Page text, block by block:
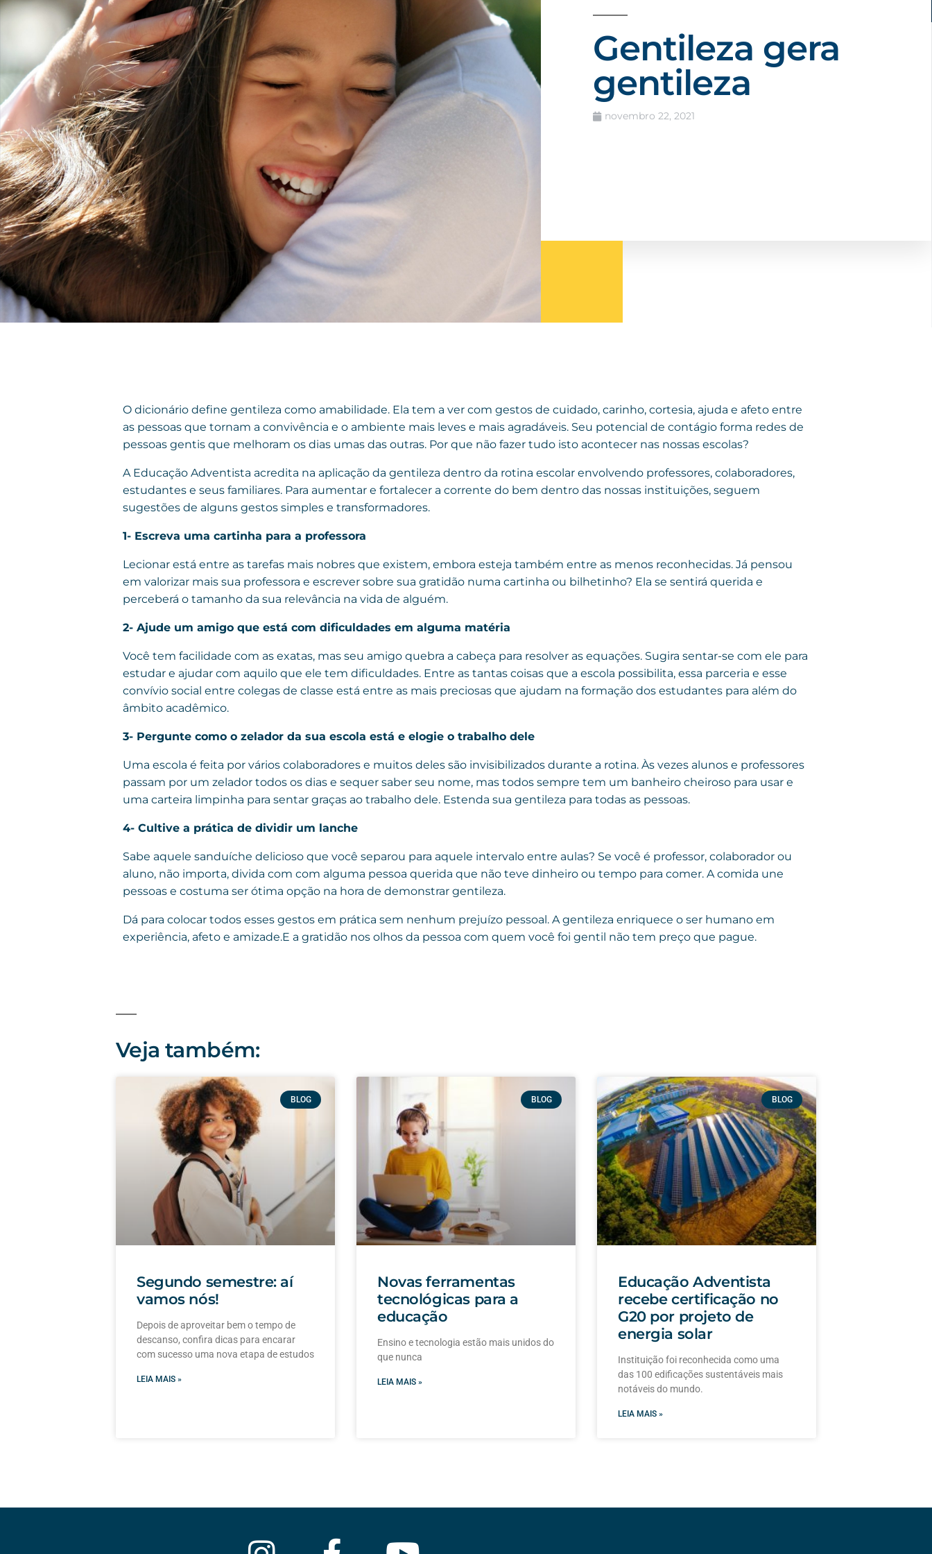
Gentileza gera
gentileza
novembro 22, 2021
O dicionário define gentileza como amabilidade. Ela tem a ver com gestos de cuidado, carinho, cortesia, ajuda e afeto entre
as pessoas que tornam a convivência e o ambiente mais leves e mais agradáveis. Seu potencial de contágio forma redes de
pessoas gentis que melhoram os dias umas das outras. Por que não fazer tudo isto acontecer nas nossas escolas?
A Educação Adventista acredita na aplicação da gentileza dentro da rotina escolar envolvendo professores, colaboradores,
estudantes e seus familiares. Para aumentar e fortalecer a corrente do bem dentro das nossas instituições, seguem
sugestões de alguns gestos simples e transformadores.
1- Escreva uma cartinha para a professora
Lecionar está entre as tarefas mais nobres que existem, embora esteja também entre as menos reconhecidas. Já pensou
em valorizar mais sua professora e escrever sobre sua gratidão numa cartinha ou bilhetinho? Ela se sentirá querida e
perceberá o tamanho da sua relevância na vida de alguém.
2- Ajude um amigo que está com dificuldades em alguma matéria
Você tem facilidade com as exatas, mas seu amigo quebra a cabeça para resolver as equações. Sugira sentar-se com ele para
estudar e ajudar com aquilo que ele tem dificuldades. Entre as tantas coisas que a escola possibilita, essa parceria e esse
convívio social entre colegas de classe está entre as mais preciosas que ajudam na formação dos estudantes para além do
âmbito acadêmico.
3- Pergunte como o zelador da sua escola está e elogie o trabalho dele
Uma escola é feita por vários colaboradores e muitos deles são invisibilizados durante a rotina. Às vezes alunos e professores
passam por um zelador todos os dias e sequer saber seu nome, mas todos sempre tem um banheiro cheiroso para usar e
uma carteira limpinha para sentar graças ao trabalho dele. Estenda sua gentileza para todas as pessoas.
4- Cultive a prática de dividir um lanche
Sabe aquele sanduíche delicioso que você separou para aquele intervalo entre aulas? Se você é professor, colaborador ou
aluno, não importa, divida com com alguma pessoa querida que não teve dinheiro ou tempo para comer. A comida une
pessoas e costuma ser ótima opção na hora de demonstrar gentileza.
Dá para colocar todos esses gestos em prática sem nenhum prejuízo pessoal. A gentileza enriquece o ser humano em
experiência, afeto e amizade.E a gratidão nos olhos da pessoa com quem você foi gentil não tem preço que pague.
Veja também:
BLOG
Segundo semestre: aí
vamos nós!
Depois de aproveitar bem o tempo de
descanso, confira dicas para encarar
com sucesso uma nova etapa de estudos
LEIA MAIS »
BLOG
Novas ferramentas
tecnológicas para a
educação
Ensino e tecnologia estão mais unidos do
que nunca
LEIA MAIS »
BLOG
Educação Adventista
recebe certificação no
G20 por projeto de
energia solar
Instituição foi reconhecida como uma
das 100 edificações sustentáveis mais
notáveis do mundo.
LEIA MAIS »